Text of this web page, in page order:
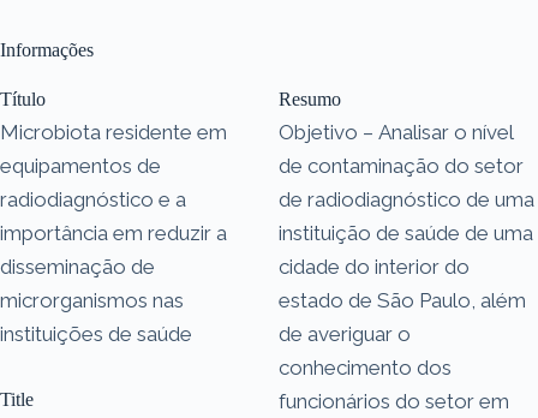
Informações
Título
Microbiota residente em
equipamentos de
radiodiagnóstico e a
importância em reduzir a
disseminação de
microrganismos nas
instituições de saúde
Title
Resumo
Objetivo – Analisar o nível
de contaminação do setor
de radiodiagnóstico de uma
instituição de saúde de uma
cidade do interior do
estado de São Paulo, além
de averiguar o
conhecimento dos
funcionários do setor em